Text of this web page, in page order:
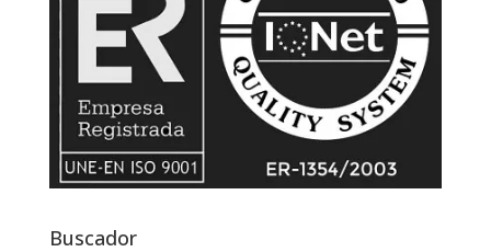
Buscador